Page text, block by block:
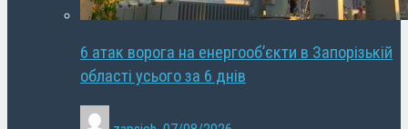
6 атак ворога на енергооб’єкти в Запорізькій
області усього за 6 днів